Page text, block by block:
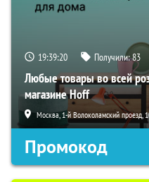
19:39:19 Получили:83
Любые товары во всей
магазине Hoff
Москва, 1-й Волоколамский проезд,
Промокод